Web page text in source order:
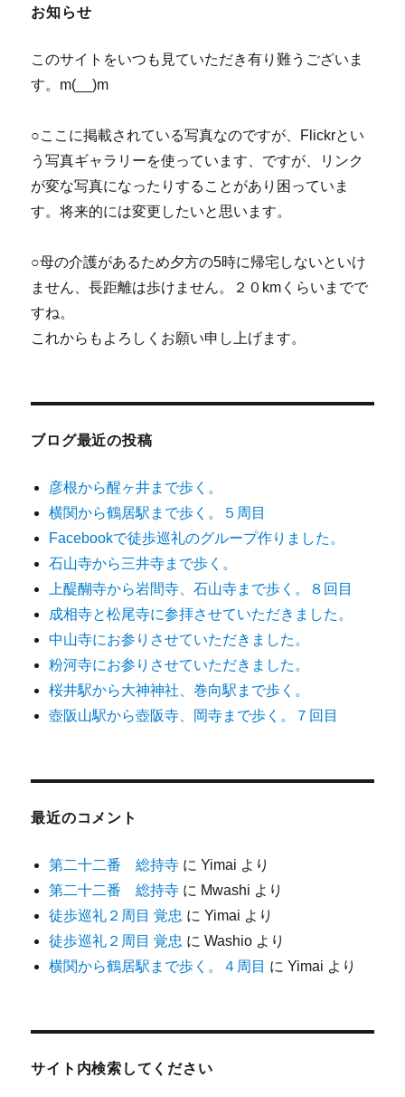
ー
シ
ョ
ン
お知らせ
このサイトをいつも見ていただき有り難うございま
す。m(__)m
○ここに掲載されている写真なのですが、Flickrとい
う写真ギャラリーを使っています、ですが、リンク
が変な写真になったりすることがあり困っていま
す。将来的には変更したいと思います。
○母の介護があるため夕方の5時に帰宅しないといけ
ません、長距離は歩けません。２０kmくらいまでで
すね。
これからもよろしくお願い申し上げます。
ブログ最近の投稿
彦根から醒ヶ井まで歩く。
横関から鶴居駅まで歩く。５周目
Facebookで徒歩巡礼のグループ作りました。
石山寺から三井寺まで歩く。
上醍醐寺から岩間寺、石山寺まで歩く。８回目
成相寺と松尾寺に参拝させていただきました。
中山寺にお参りさせていただきました。
粉河寺にお参りさせていただきました。
桜井駅から大神神社、巻向駅まで歩く。
壺阪山駅から壺阪寺、岡寺まで歩く。７回目
最近のコメント
第二十二番 総持寺 に Yimai より
第二十二番 総持寺 に Mwashi より
徒歩巡礼２周目 覚忠 に Yimai より
徒歩巡礼２周目 覚忠 にWashio より
横関から鶴居駅まで歩く。４周目 に Yimai より
サイト内検索してください